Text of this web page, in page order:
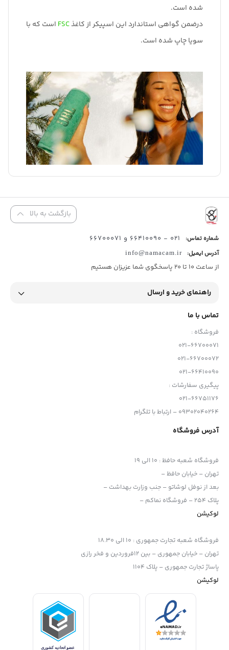
شده است.
درضمن گواهی استاندارد این اسپیکر از کاغذFSC است که با
سویا چاپ شده است.
بازگشت به بالا
شماره تماس: 021 - 66410090 و 66700071
آدرس ایمیل: info@namacam.ir
از ساعت 10 تا 20 پاسخگوی شما عزیزان هستیم
راهنمای خرید و ارسال
تماس با ما
فروشگاه :
021-66700071
021-66700072
021-66410090
پیگیری سفارشات :
021-66751176
09302040264 – ارتباط با تلگرام
آدرس فروشگاه
فروشگاه شعبه حافظ: 10 الی 19
تهران – خیابان حافظ –
بعد از نوفل لوشاتو – جنب وزارت بهداشت –
پلاک 254 – فروشگاه نماکم –
لوکیشن
فروشگاه شعبه تجارت جمهوری : 10 الی 18.30
تهران – خیابان جمهوری – بین 12فروردین و فخر رازی
پاساژ تجارت جمهوری – پلاک 1104
لوکیشن